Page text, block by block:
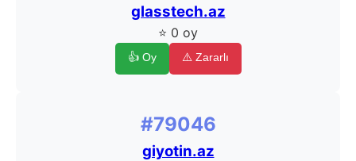
glasstech.az
⭐ 0 oy
👍 Oy ⚠️ Zararlı
#79046
giyotin.az